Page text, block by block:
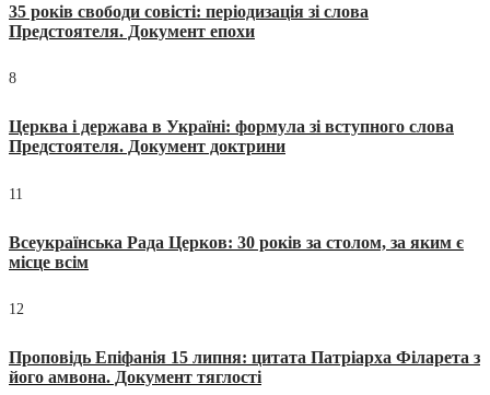
35 років свободи совісті: періодизація зі слова
Предстоятеля. Документ епохи
8
Церква і держава в Україні: формула зі вступного слова
Предстоятеля. Документ доктрини
11
Всеукраїнська Рада Церков: 30 років за столом, за яким є
місце всім
12
Проповідь Епіфанія 15 липня: цитата Патріарха Філарета з
його амвона. Документ тяглості